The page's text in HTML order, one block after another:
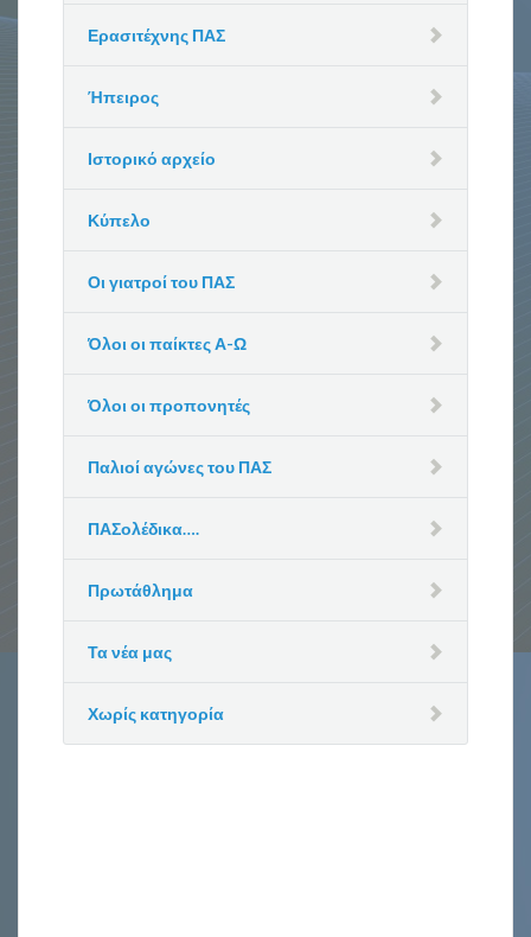
Ερασιτέχνης ΠΑΣ
Ήπειρος
Ιστορικό αρχείο
Κύπελο
Οι γιατροί του ΠΑΣ
Όλοι οι παίκτες Α-Ω
Όλοι οι προπονητές
Παλιοί αγώνες του ΠΑΣ
ΠΑΣολέδικα….
Πρωτάθλημα
Τα νέα μας
Χωρίς κατηγορία